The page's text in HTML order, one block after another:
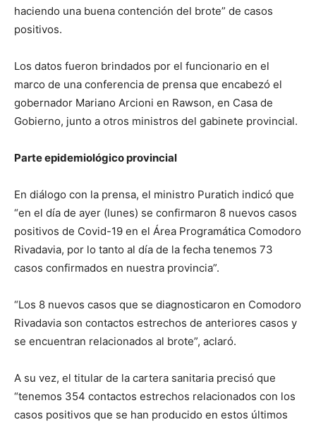
haciendo una buena contención del brote” de casos
positivos.
Los datos fueron brindados por el funcionario en el
marco de una conferencia de prensa que encabezó el
gobernador Mariano Arcioni en Rawson, en Casa de
Gobierno, junto a otros ministros del gabinete provincial.
Parte epidemiológico provincial
En diálogo con la prensa, el ministro Puratich indicó que
“en el día de ayer (lunes) se confirmaron 8 nuevos casos
positivos de Covid-19 en el Área Programática Comodoro
Rivadavia, por lo tanto al día de la fecha tenemos 73
casos confirmados en nuestra provincia”.
“Los 8 nuevos casos que se diagnosticaron en Comodoro
Rivadavia son contactos estrechos de anteriores casos y
se encuentran relacionados al brote”, aclaró.
A su vez, el titular de la cartera sanitaria precisó que
“tenemos 354 contactos estrechos relacionados con los
casos positivos que se han producido en estos últimos